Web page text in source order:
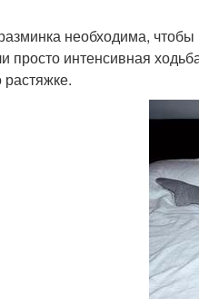
необходима,
просто интенсивная
растяжке.